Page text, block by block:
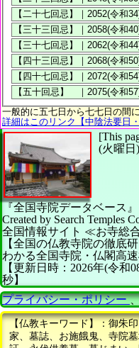
一般的に五七日から七七日の間
詳細はこのリンク【中陰法要日
[This
(火曜日
『全国寺院データベース』
Created by Search Temples
全国情報サイト ≪お寺総
【全国の仏教寺院の徹底研
わかる全国寺院・仏閣高
【更新日時：2026年(令和
秒】
プライバシー・ポリシー
【仏教キーワード】：御朱
家、墓誌、お施餓鬼、寺院